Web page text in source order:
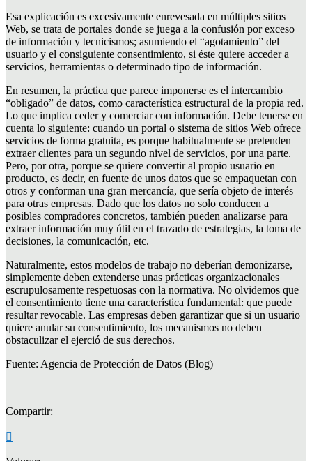
Esa explicación es excesivamente enrevesada en múltiples sitios
Web, se trata de portales donde se juega a la confusión por exceso
de información y tecnicismos; asumiendo el “agotamiento” del
usuario y el consiguiente consentimiento, si éste quiere acceder a
servicios, herramientas o determinado tipo de información.
En resumen, la práctica que parece imponerse es el intercambio
“obligado” de datos, como característica estructural de la propia red.
Lo que implica ceder y comerciar con información. Debe tenerse en
cuenta lo siguiente: cuando un portal o sistema de sitios Web ofrece
servicios de forma gratuita, es porque habitualmente se pretenden
extraer clientes para un segundo nivel de servicios, por una parte.
Pero, por otra, porque se quiere convertir al propio usuario en
producto, es decir, en fuente de unos datos que se empaquetan con
otros y conforman una gran mercancía, que sería objeto de interés
para otras empresas. Dado que los datos no solo conducen a
posibles compradores concretos, también pueden analizarse para
extraer información muy útil en el trazado de estrategias, la toma de
decisiones, la comunicación, etc.
Naturalmente, estos modelos de trabajo no deberían demonizarse,
simplemente deben extenderse unas prácticas organizacionales
escrupulosamente respetuosas con la normativa. No olvidemos que
el consentimiento tiene una característica fundamental: que puede
resultar revocable. Las empresas deben garantizar que si un usuario
quiere anular su consentimiento, los mecanismos no deben
obstaculizar el ejerció de sus derechos.
Fuente: Agencia de Protección de Datos (Blog)
Compartir: